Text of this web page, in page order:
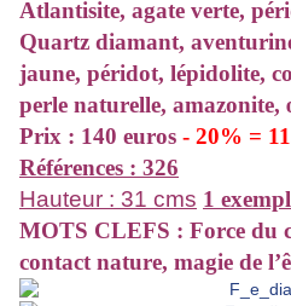
Atlantisite, agate verte,
Quartz diamant,
jaune, péridot, lépidolite,
perle naturelle, amazonite,
Prix : 140 euros - 20% =
Références : 326
Hauteur : 31 cms 1
MOTS CLEFS : Force du
contact nature, magie de